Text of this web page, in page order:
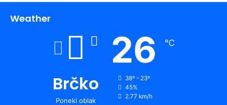
Weather
Brčko
Poneki oblak
26 ℃
38º - 23º
45%
2.77 km/h